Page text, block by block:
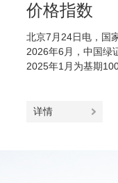
价格指数
北京7月24日电，国
2026年6月，中国绿
2025年1月为基期
详情